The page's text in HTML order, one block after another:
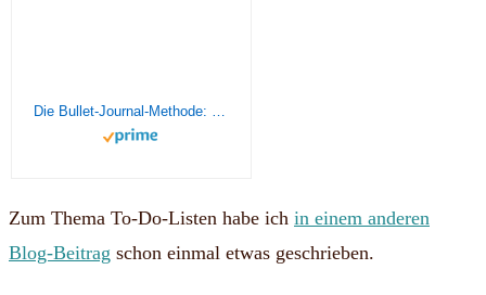
Die Bullet-Journal-Methode: Verstehe deine Vergangenheit, ordne deine Gegenwart, gestalte deine Zukunft
Zum Thema To-Do-Listen habe ich in einem anderen
Blog-Beitrag schon einmal etwas geschrieben.